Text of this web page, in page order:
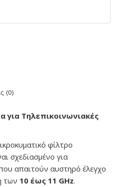
(0)
για Τηλεπικοινωνιακές
φίλτρο
σχεδιασμένο για
απαιτούν αυστηρό έλεγχο
των 10 έως 11 GHz.